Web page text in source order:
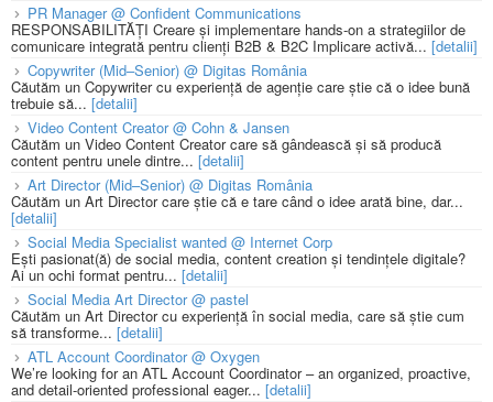
PR Manager @ Confident Communications
RESPONSABILITĂȚI Creare și implementare hands-on a strategiilor de
comunicare integrată pentru clienți B2B & B2C Implicare activă... [detalii]
Copywriter (Mid–Senior) @ Digitas România
Căutăm un Copywriter cu experiență de agenție care știe că o idee bună
trebuie să... [detalii]
Video Content Creator @ Cohn & Jansen
Căutăm un Video Content Creator care să gândească și să producă
content pentru unele dintre... [detalii]
Art Director (Mid–Senior) @ Digitas România
Căutăm un Art Director care știe că e tare când o idee arată bine, dar...
[detalii]
Social Media Specialist wanted @ Internet Corp
Ești pasionat(ă) de social media, content creation și tendințele digitale?
Ai un ochi format pentru... [detalii]
Social Media Art Director @ pastel
Căutăm un Art Director cu experiență în social media, care să știe cum
să transforme... [detalii]
ATL Account Coordinator @ Oxygen
We’re looking for an ATL Account Coordinator – an organized, proactive,
and detail-oriented professional eager... [detalii]